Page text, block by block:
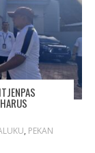
, PEKAN